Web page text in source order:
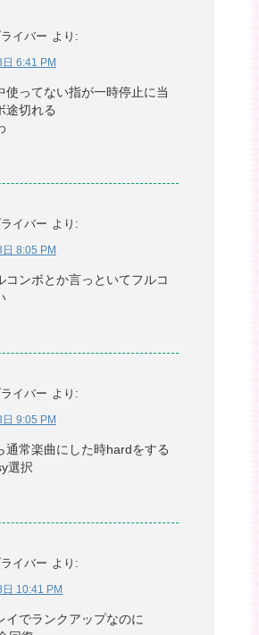
イバー より:
6:41 PM
使ってない指が一時停止に当
途切れる
イバー より:
8:05 PM
コンボとか言っといてフルコ
イバー より:
9:05 PM
通常楽曲にした時hardをする
選択
イバー より:
10:41 PM
イでランクアップなのに